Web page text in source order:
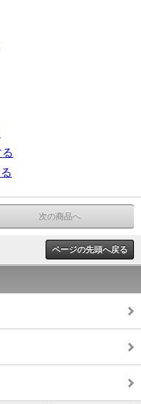
次の商品へ
ページの先頭へ戻る